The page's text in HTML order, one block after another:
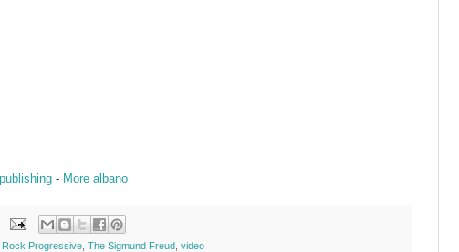
publishing - More albano
Rock Progressive The Sigmund Freud video